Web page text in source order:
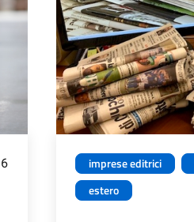
imprese editrici
estero